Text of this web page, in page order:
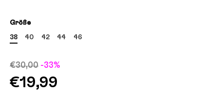
Größe
38 40 42 44 46
€30,00 -33%
€19,99